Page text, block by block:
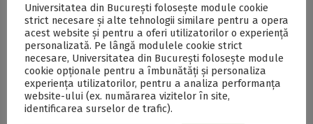
Sesiuni de
informare cu privire
Sesiune de întrebări
și răspunsuri cu
Universitatea din București folosește module cookie
strict necesare și alte tehnologii similare pentru a opera
acest website și pentru a oferi utilizatorilor o experiență
personalizată. Pe lângă modulele cookie strict
necesare, Universitatea din București folosește module
cookie opționale pentru a îmbunătăți și personaliza
experiența utilizatorilor, pentru a analiza performanța
website-ului (ex. numărarea vizitelor în site,
identificarea surselor de trafic).